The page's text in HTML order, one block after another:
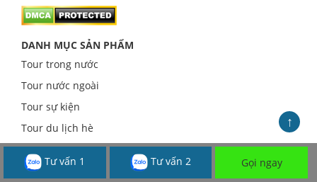
DANH MỤC SẢN PHẨM
Tour trong nước
Tour nước ngoài
Tour sự kiện
Tour du lịch hè
CÔNG TY CỔ PHẦN XÂY DỰNG DU LỊCH HẢI ĐĂNG
Mã số thuế:
0310535887
↑
Tư vấn 1 Tư vấn 2 Gọi ngay